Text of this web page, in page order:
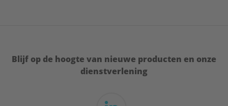
Blijf op de hoogte van nieuwe producten en onze
dienstverlening